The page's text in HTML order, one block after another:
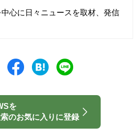
心に日々ニュースを取材、発信
を
のお気に入りに登録